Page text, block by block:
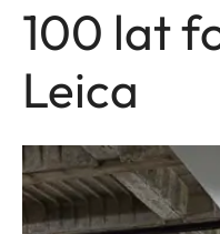
100 lat
Leica